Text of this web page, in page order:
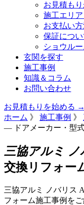
お見積も
施工エリ
お支払い
保証につい
ショウルー
玄関を探す
施工事例
知識＆コラム
お問い合わせ
お見積もりを始める →
ホーム 》 施工事例 》
— ドアメーカー・型
三協アルミ ノ
交換リフォー
三協アルミ ノバリス
フォーム施工事例を